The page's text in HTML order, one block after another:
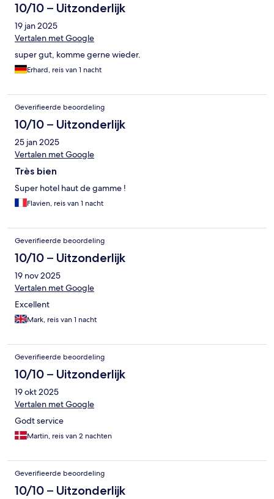
10/10 – Uitzonderlijk
19 jan 2025
Vertalen met Google
super gut, komme gerne wieder.
Erhard, reis van 1 nacht
Geverifieerde beoordeling
10/10 – Uitzonderlijk
25 jan 2025
Vertalen met Google
Très bien
Super hotel haut de gamme !
Flavien, reis van 1 nacht
Geverifieerde beoordeling
10/10 – Uitzonderlijk
19 nov 2025
Vertalen met Google
Excellent
Mark, reis van 1 nacht
Geverifieerde beoordeling
10/10 – Uitzonderlijk
19 okt 2025
Vertalen met Google
Godt service
Martin, reis van 2 nachten
Geverifieerde beoordeling
10/10 – Uitzonderlijk